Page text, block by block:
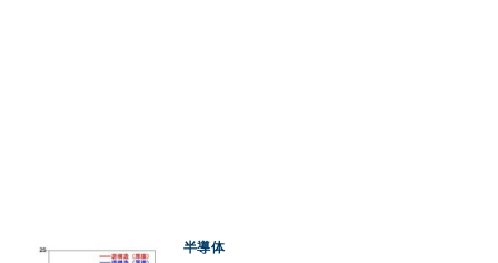
半導体